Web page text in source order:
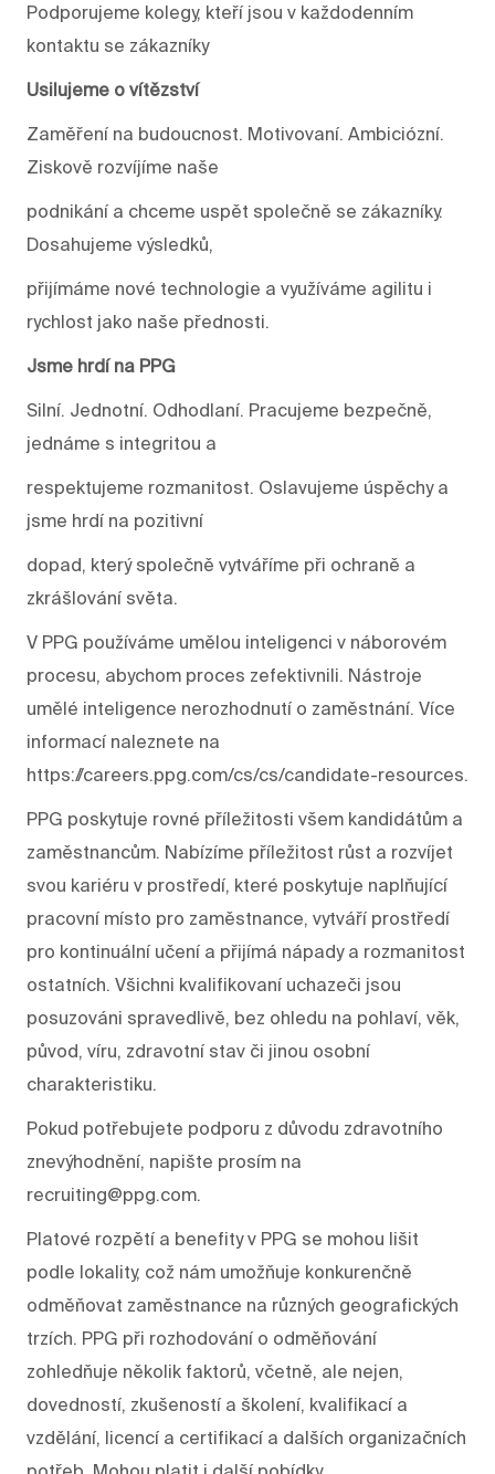
Podporujeme kolegy, kteří jsou v každodenním
kontaktu se zákazníky
Usilujeme o vítězství
Zaměření na budoucnost. Motivovaní. Ambiciózní.
Ziskově rozvíjíme naše
podnikání a chceme uspět společně se zákazníky.
Dosahujeme výsledků,
přijímáme nové technologie a využíváme agilitu i
rychlost jako naše přednosti.
Jsme hrdí na PPG
Silní. Jednotní. Odhodlaní. Pracujeme bezpečně,
jednáme s integritou a
respektujeme rozmanitost. Oslavujeme úspěchy a
jsme hrdí na pozitivní
dopad, který společně vytváříme při ochraně a
zkrášlování světa.
V PPG používáme umělou inteligenci v náborovém
procesu, abychom proces zefektivnili. Nástroje
umělé inteligence nerozhodnutí o zaměstnání. Více
informací naleznete na
https://careers.ppg.com/cs/cs/candidate-resources.
PPG poskytuje rovné příležitosti všem kandidátům a
zaměstnancům. Nabízíme příležitost růst a rozvíjet
svou kariéru v prostředí, které poskytuje naplňující
pracovní místo pro zaměstnance, vytváří prostředí
pro kontinuální učení a přijímá nápady a rozmanitost
ostatních. Všichni kvalifikovaní uchazeči jsou
posuzováni spravedlivě, bez ohledu na pohlaví, věk,
původ, víru, zdravotní stav či jinou osobní
charakteristiku.
Pokud potřebujete podporu z důvodu zdravotního
znevýhodnění, napište prosím na
recruiting@ppg.com.
Platové rozpětí a benefity v PPG se mohou lišit
podle lokality, což nám umožňuje konkurenčně
odměňovat zaměstnance na různých geografických
trzích. PPG při rozhodování o odměňování
zohledňuje několik faktorů, včetně, ale nejen,
dovedností, zkušeností a školení, kvalifikací a
vzdělání, licencí a certifikací a dalších organizačních